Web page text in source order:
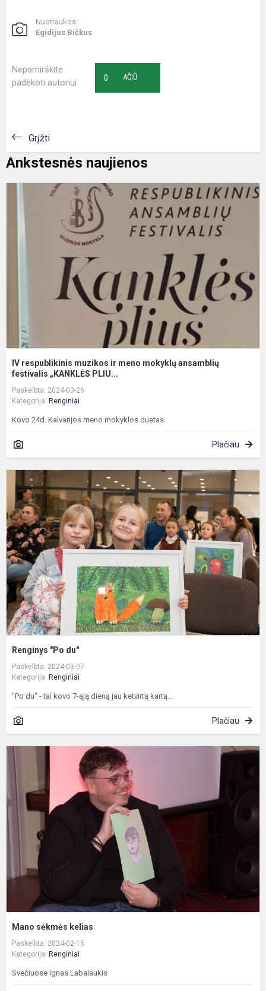
Nuotraukos:
Egidijus Bičkus
Nepamirškite
padėkoti autoriui
AČIŪ
0
Grįžti
Ankstesnės naujienos
IV respublikinis muzikos ir meno mokyklų ansamblių
festivalis „KANKLĖS PLIU...
Paskelbta: 2024-03-26
Kategorija: Renginiai
Kovo 24d. Kalvarijos meno mokyklos duetas
Plačiau
Renginys "Po du"
Paskelbta: 2024-03-07
Kategorija: Renginiai
"Po du" - tai kovo 7-ąją dieną jau ketvirtą kartą...
Plačiau
Mano sėkmės kelias
Paskelbta: 2024-02-15
Kategorija: Renginiai
Svečiuose Ignas Labalaukis